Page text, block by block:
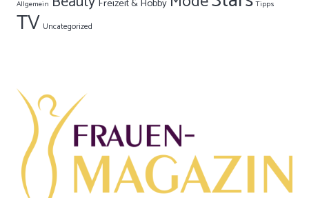
Allgemein Tipps
TV Uncategorized